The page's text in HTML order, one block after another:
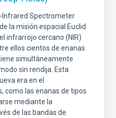
Infrared Spectrometer
la misión espacial Euclid
infrarrojo cercano (NIR)
ellos cientos de enanas
simultáneamente
sin rendija. Esta
era en el
como las enanas de tipos
mediante la
de las bandas de